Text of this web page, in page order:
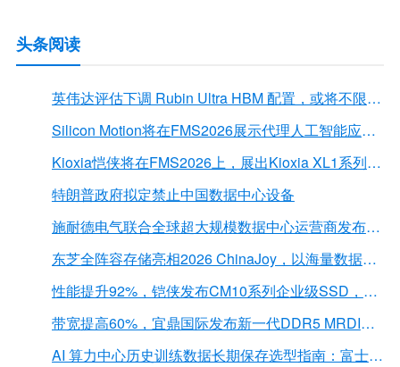
头条阅读
英伟达评估下调 Rubin Ultra HBM 配置，或将不限于12Hi HBM4E
Silicon Motion将在FMS2026展示代理人工智能应用的下一代存储解决方案
Kioxia恺侠将在FMS2026上，展出Kioxia XL1系列内存扩展模块
特朗普政府拟定禁止中国数据中心设备
施耐德电气联合全球超大规模数据中心运营商发布弧闪风险评估报告
东芝全阵容存储亮相2026 ChinaJoy，以海量数据底座赋能“与AI同游”新体验
性能提升92%，铠侠发布CM10系列企业级SSD，首载PCIe 6.0接口
带宽提高60%，宜鼎国际发布新一代DDR5 MRDIMM 内存
AI 算力中心历史训练数据长期保存选型指南：富士胶片 LTO 磁带解决方案深度解析